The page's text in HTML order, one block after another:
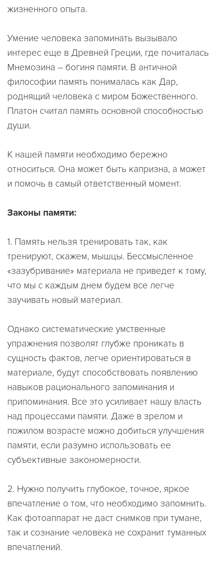
жизненного опыта.
Умение человека запоминать вызывало
интерес еще в Древней Греции, где почиталась
Мнемозина – богиня памяти. В античной
философии память понималась как Дар,
роднящий человека с миром Божественного.
Платон считал память основной способностью
души.
К нашей памяти необходимо бережно
относиться. Она может быть капризна, а может
и помочь в самый ответственный момент.
Законы памяти:
1. Память нельзя тренировать так, как
тренируют, скажем, мышцы. Бессмысленное
«зазубривание» материала не приведет к тому,
что мы с каждым днем будем все легче
заучивать новый материал.
Однако систематические умственные
упражнения позволят глубже проникать в
сущность фактов, легче ориентироваться в
материале, будут способствовать появлению
навыков рационального запоминания и
припоминания. Все это усиливает нашу власть
над процессами памяти. Даже в зрелом и
пожилом возрасте можно добиться улучшения
памяти, если разумно использовать ее
субъективные закономерности.
2. Нужно получить глубокое, точное, яркое
впечатление о том, что необходимо запомнить.
Как фотоаппарат не даст снимков при тумане,
так и сознание человека не сохранит туманных
впечатлений.